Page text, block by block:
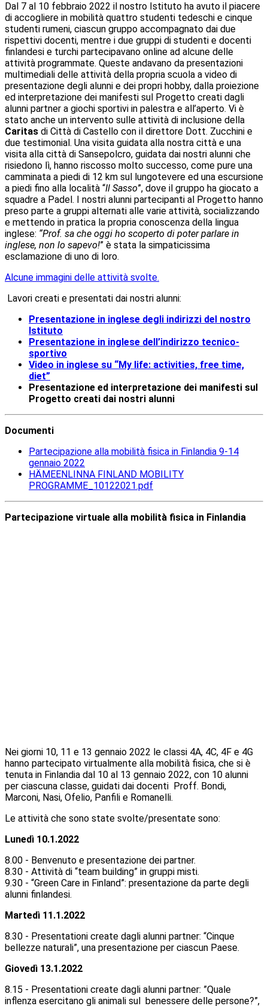
Dal 7 al 10 febbraio 2022 il nostro Istituto ha avuto il piacere
di accogliere in mobilità quattro studenti tedeschi e cinque
studenti rumeni, ciascun gruppo accompagnato dai due
rispettivi docenti, mentre i due gruppi di studenti e docenti
finlandesi e turchi partecipavano online ad alcune delle
attività programmate. Queste andavano da presentazioni
multimediali delle attività della propria scuola a video di
presentazione degli alunni e dei propri hobby, dalla proiezione
ed interpretazione dei manifesti sul Progetto creati dagli
alunni partner a giochi sportivi in palestra e all’aperto. Vi è
stato anche un intervento sulle attività di inclusione della
Caritas di Città di Castello con il direttore Dott. Zucchini e
due testimonial. Una visita guidata alla nostra città e una
visita alla città di Sansepolcro, guidata dai nostri alunni che
risiedono lì, hanno riscosso molto successo, come pure una
camminata a piedi di 12 km sul lungotevere ed una escursione
a piedi fino alla località “Il Sasso”, dove il gruppo ha giocato a
squadre a Padel. I nostri alunni partecipanti al Progetto hanno
preso parte a gruppi alternati alle varie attività, socializzando
e mettendo in pratica la propria conoscenza della lingua
inglese: “Prof. sa che oggi ho scoperto di poter parlare in
inglese, non lo sapevo!” è stata la simpaticissima
esclamazione di uno di loro.
Alcune immagini delle attività svolte.
Lavori creati e presentati dai nostri alunni:
Presentazione in inglese degli indirizzi del nostro
Istituto
Presentazione in inglese dell’indirizzo tecnico-
sportivo
Video in inglese su “My life: activities, free time,
diet”
Presentazione ed interpretazione dei manifesti sul
Progetto creati dai nostri alunni
Documenti
Partecipazione alla mobilità fisica in Finlandia 9-14
gennaio 2022
HÄMEENLINNA FINLAND MOBILITY
PROGRAMME_10122021.pdf
Partecipazione virtuale alla mobilità fisica in Finlandia
Nei giorni 10, 11 e 13 gennaio 2022 le classi 4A, 4C, 4F e 4G
hanno partecipato virtualmente alla mobilità fisica, che si è
tenuta in Finlandia dal 10 al 13 gennaio 2022, con 10 alunni
per ciascuna classe, guidati dai docenti Proff. Bondi,
Marconi, Nasi, Ofelio, Panfili e Romanelli.
Le attività che sono state svolte/presentate sono:
Lunedì 10.1.2022
8.00 - Benvenuto e presentazione dei partner.
8.30 - Attività di “team building” in gruppi misti.
9.30 - “Green Care in Finland”: presentazione da parte degli
alunni finlandesi.
Martedì 11.1.2022
8.30 - Presentationi create dagli alunni partner: “Cinque
bellezze naturali”, una presentazione per ciascun Paese.
Giovedì 13.1.2022
8.15 - Presentationi create dagli alunni partner: ”Quale
inflenza esercitano gli animali sul benessere delle persone?”,